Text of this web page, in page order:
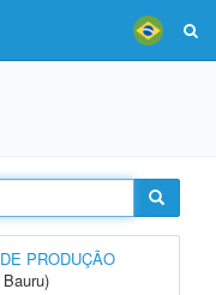
PRODUÇÃO